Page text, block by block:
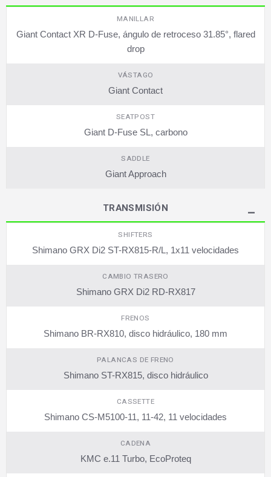
MANILLAR
Giant Contact XR D-Fuse, ángulo de retroceso 31.85°, flared
drop
VÁSTAGO
Giant Contact
SEATPOST
Giant D-Fuse SL, carbono
SADDLE
Giant Approach
TRANSMISIÓN
SHIFTERS
Shimano GRX Di2 ST-RX815-R/L, 1x11 velocidades
CAMBIO TRASERO
Shimano GRX Di2 RD-RX817
FRENOS
Shimano BR-RX810, disco hidráulico, 180 mm
PALANCAS DE FRENO
Shimano ST-RX815, disco hidráulico
CASSETTE
Shimano CS-M5100-11, 11-42, 11 velocidades
CADENA
KMC e.11 Turbo, EcoProteq